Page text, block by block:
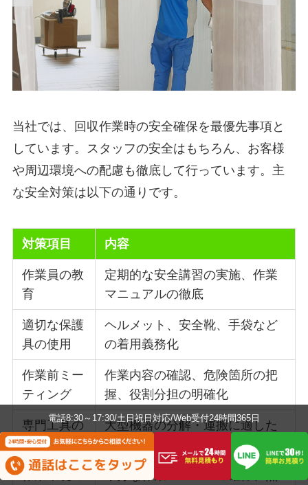
当社では、回収作業時の安全確保を最優先事項と
しています。スタッフの安全はもちろん、お客様
や周辺環境への配慮も徹底して行っています。主
な安全対策は以下の通りです。
対策項目 内容
作業員の教
育
定期的な安全講習の実施、作業
マニュアルの徹底
適切な保護
具の使用
ヘルメット、安全靴、手袋など
の着用義務化
作業前ミー
ティング
作業内容の確認、危険箇所の把
握、役割分担の明確化
専門工具の
使用
大型機器の分解・運搬に適した
専用工具の使用
作業環境の 十分な作業スペースの確保、照
電話8:30～17:30/土日祝日対応/Web受付24時間365日